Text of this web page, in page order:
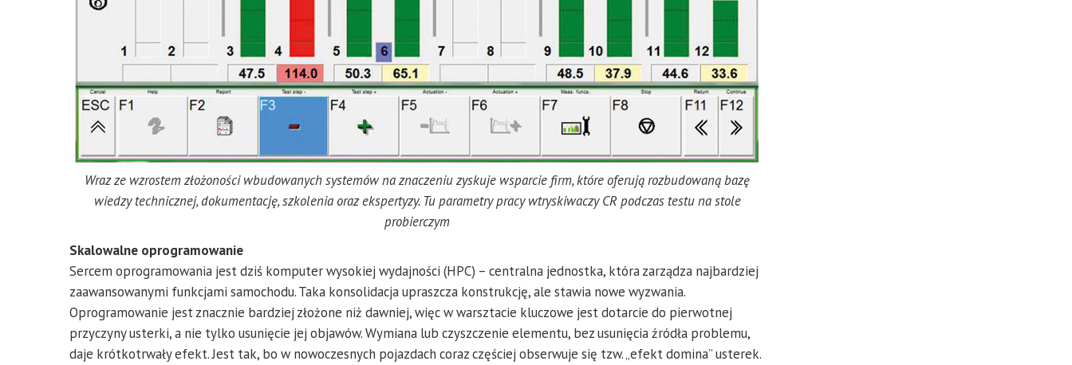
Wraz ze wzrostem złożoności wbudowanych systemów na znaczeniu zyskuje wsparcie firm, które oferują rozbudowaną bazę
wiedzy technicznej, dokumentację, szkolenia oraz ekspertyzy. Tu parametry pracy wtryskiwaczy CR podczas testu na stole
probierczym
Skalowalne oprogramowanie
Sercem oprogramowania jest dziś komputer wysokiej wydajności (HPC) – centralna jednostka, która zarządza najbardziej
zaawansowanymi funkcjami samochodu. Taka konsolidacja upraszcza konstrukcję, ale stawia nowe wyzwania.
Oprogramowanie jest znacznie bardziej złożone niż dawniej, więc w warsztacie kluczowe jest dotarcie do pierwotnej
przyczyny usterki, a nie tylko usunięcie jej objawów. Wymiana lub czyszczenie elementu, bez usunięcia źródła problemu,
daje krótkotrwały efekt. Jest tak, bo w nowoczesnych pojazdach coraz częściej obserwuje się tzw. „efekt domina” usterek.